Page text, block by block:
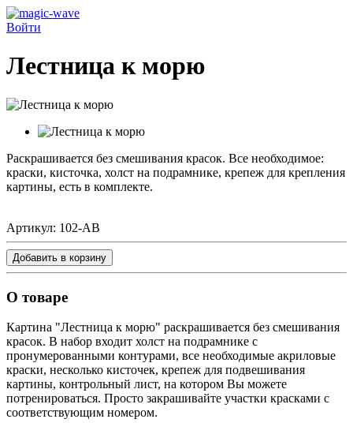
Войти
Лестница к морю
Раскрашивается без смешивания красок. Все необходимое:
краски, кисточка, холст на подрамнике, крепеж для крепления
картины, есть в комплекте.
Артикул: 102-AB
Добавить в корзину
О товаре
Картина "Лестница к морю" раскрашивается без смешивания
красок. В набор входит холст на подрамнике с
пронумерованными контурами, все необходимые акриловые
краски, несколько кисточек, крепеж для подвешивания
картины, контрольный лист, на котором Вы можете
потренироваться. Просто закрашивайте участки красками с
соответствующим номером.